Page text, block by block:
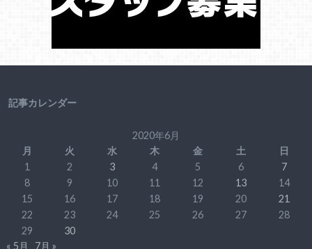
記事カレンダー
2020年6月
月
火 水 木 金 土
日
1
2 3 4 5 6
7
8
9 10 11 12 13
14
15
16 17 18 19 20
21
22
23 24 25 26 27
28
29
30
« 5月
7月 »